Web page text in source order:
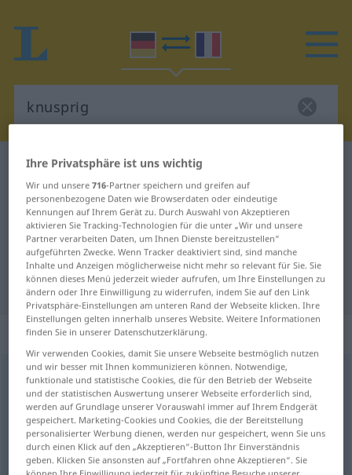
Deutsch-Französisch Wörterbuch
Deutsch-Französisch Übersetzung
für "knusprig"
"knusprig" Französisch
Übersetzung
„knusprig“: Adjektiv
knusprig [ˈknʊsprɪç]adj
Übersicht aller Übersetzungen
(Für mehr Details die Übersetzung anklicken/antippen)
croustillant
Ihre Privatsphäre ist uns wichtig
Wir und unsere716-Partner speichern und greifen auf
personenbezogene Daten wie Browserdaten oder eindeutige
Kennungen auf Ihrem Gerät zu. Durch Auswahl von Akzeptieren
aktivieren Sie Tracking-Technologien für die unter „Wir und unsere
Partner verarbeiten Daten, um Ihnen Dienste bereitzustellen“
aufgeführten Zwecke. Wenn Tracker deaktiviert sind, sind manche
Inhalte und Anzeigen möglicherweise nicht mehr so relevant für Sie. Sie
können dieses Menü jederzeit wieder aufrufen, um Ihre Einstellungen zu
ändern oder Ihre Einwilligung zu widerrufen, indem Sie auf den Link
Privatsphäre-Einstellungen am unteren Rand der Webseite klicken. Ihre
Einstellungen gelten innerhalb unseres Website. Weitere Informationen
finden Sie in unserer Datenschutzerklärung.
Wir verwenden Cookies, damit Sie unsere Webseite bestmöglich nutzen
und wir besser mit Ihnen kommunizieren können. Notwendige,
funktionale und statistische Cookies, die für den Betrieb der Webseite
und der statistischen Auswertung unserer Webseite erforderlich sind,
werden auf Grundlage unserer Vorauswahl immer auf Ihrem Endgerät
gespeichert. Marketing-Cookies und Cookies, die der Bereitstellung
personalisierter Werbung dienen, werden nur gespeichert, wenn Sie uns
durch einen Klick auf den „Akzeptieren“-Button Ihr Einverständnis
geben. Klicken Sie ansonsten auf „Fortfahren ohne Akzeptieren“. Sie